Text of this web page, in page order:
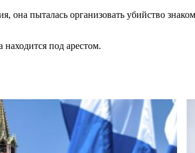
она пыталась организовать убийство
находится под арестом.